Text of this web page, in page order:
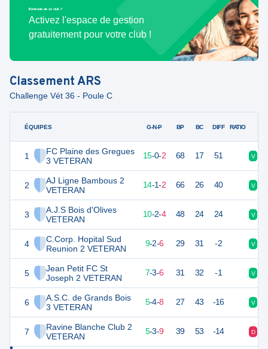
Bénévole de ce club ?
Activez l'espace de gestion
gratuitement pour votre club !
ClassementARS
Challenge Vét 36 - Poule C
ÉQUIPES
1
FC Plaine des Gregues
3 VETERAN
2
AJ Ligne Bambous 2
VETERAN
3
A.J.S Bois d'Olives
VETERAN
4
C.Corp. Hopital Sud
Reunion 2 VETERAN
5
Jean Petit FC St
Joseph 2 VETERAN
6
A.S.C. de Grands Bois
3 VETERAN
7
Ravine Blanche Club 2
VETERAN
G-N-P BP BC DIFF RATIO
62 17 15-0-2 68 17 51 V
60 14-1-2 66 26 40 V
48 10-2-4 48 24 24 V
46 17 9-2-6 29 31 -2 V
40 7-3-6 31 32 -1 V
36 17 5-4-8 27 43 -16 V
35 17 5-3-9 39 53 -14 D